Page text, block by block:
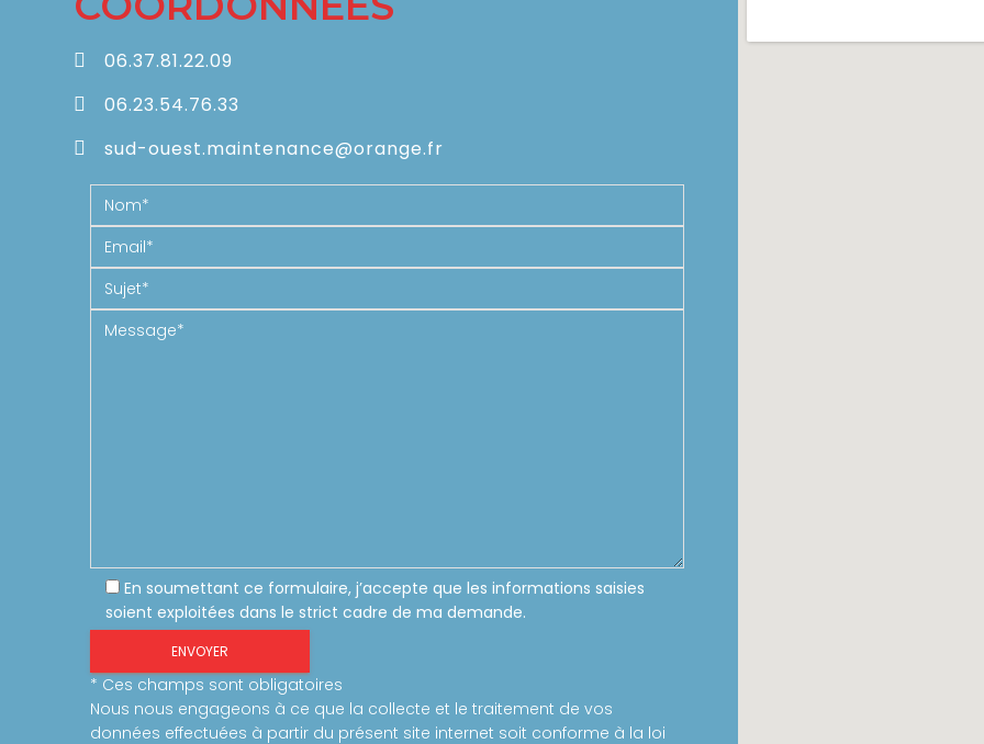
06.37.81.22.09
06.23.54.76.33
sud-ouest.maintenance@orange.fr
En soumettant ce formulaire, j’accepte que les informations saisies
soient exploitées dans le strict cadre de ma demande.
* Ces champs sont obligatoires
Nous nous engageons à ce que la collecte et le traitement de vos
données effectuées à partir du présent site internet soit conforme à la loi